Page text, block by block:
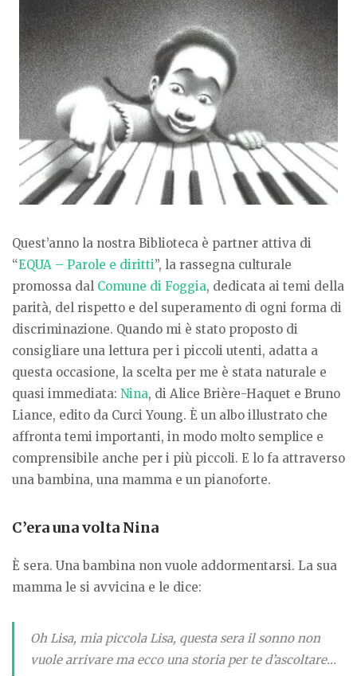
Quest’anno la nostra Biblioteca è partner attiva di
“EQUA – Parole e diritti”, la rassegna culturale
promossa dal Comune di Foggia, dedicata ai temi della
parità, del rispetto e del superamento di ogni forma di
discriminazione. Quando mi è stato proposto di
consigliare una lettura per i piccoli utenti, adatta a
questa occasione, la scelta per me è stata naturale e
quasi immediata: Nina, di Alice Brière-Haquet e Bruno
Liance, edito da Curci Young. È un albo illustrato che
affronta temi importanti, in modo molto semplice e
comprensibile anche per i più piccoli. E lo fa attraverso
una bambina, una mamma e un pianoforte.
C’era una volta Nina
È sera. Una bambina non vuole addormentarsi. La sua
mamma le si avvicina e le dice:
Oh Lisa, mia piccola Lisa, questa sera il sonno non
vuole arrivare ma ecco una storia per te d’ascoltare…